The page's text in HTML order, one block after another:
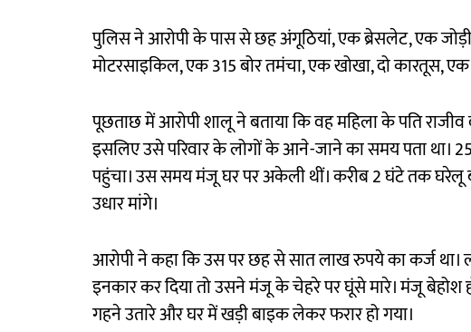
पुलिस ने आरोपी के पास से छह अंगूठियां, एक ब्रेसलेट, एक
मोटरसाइकिल, एक 315 बोर तमंचा, एक खोखा, दो कारतूस,
पूछताछ में आरोपी शालू ने बताया कि वह महिला के पति
इसलिए उसे परिवार के लोगों के आने-जाने का समय पता था।
पहुंचा। उस समय मंजू घर पर अकेली थीं। करीब 2 घंटे तक
उधार मांगे।
आरोपी ने कहा कि उस पर छह से सात लाख रुपये का कर्ज
इनकार कर दिया तो उसने मंजू के चेहरे पर घूंसे मारे। मंजू
गहने उतारे और घर में खड़ी बाइक लेकर फरार हो गया।